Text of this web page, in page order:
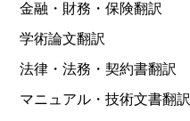
金融・財務・保険翻訳
学術論文翻訳
法律・法務・契約書翻訳
マニュアル・技術文書翻訳